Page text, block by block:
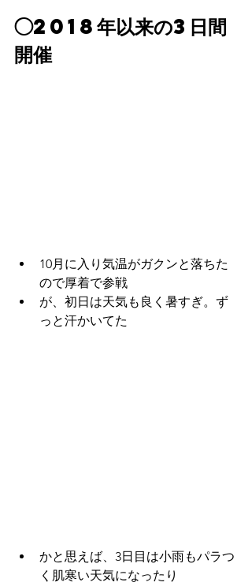
◯2018年以来の3日間
開催
10月に入り気温がガクンと落ちた
ので厚着で参戦
が、初日は天気も良く暑すぎ。ず
っと汗かいてた
かと思えば、3日目は小雨もパラつ
く肌寒い天気になったり